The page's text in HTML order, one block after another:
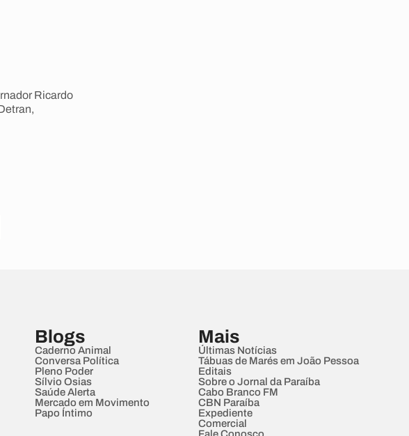
Ricardo
Blogs
Caderno Animal
Conversa Política
Pleno Poder
Sílvio Osias
Saúde Alerta
Mercado em Movimento
Papo Íntimo
Mais
Últimas Notícias
Tábuas de Marés em João Pessoa
Editais
Sobre o Jornal da Paraíba
Cabo Branco FM
CBN Paraíba
Expediente
Comercial